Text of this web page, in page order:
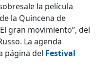
la película
la Quincena de
gran movimiento”, del
La agenda
página del Festival